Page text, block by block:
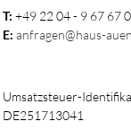
T: +49 22 04 - 9 67 67 0
E: anfragen@haus-
Umsatzsteuer-
DE251713041